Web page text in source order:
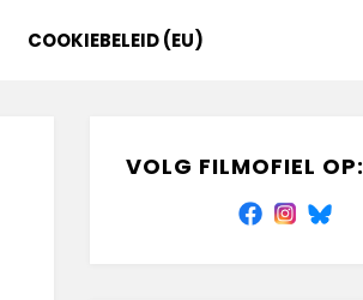
COOKIEBELEID (EU)
VOLG FILMOFIEL OP: